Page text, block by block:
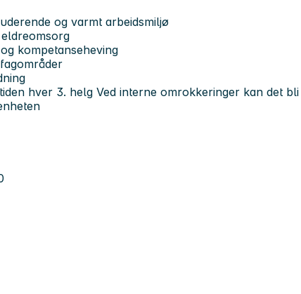
og varmt arbeidsmiljø
kompetanseheving
hver 3. helg Ved interne omrokkeringer kan det bli